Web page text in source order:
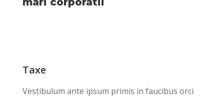
Taxe
Vestibulum ante ipsum primis in faucibus orci